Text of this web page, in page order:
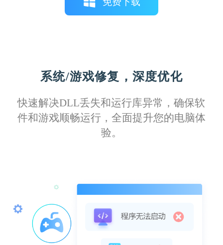
系统/游戏修复，深度优化
快速解决DLL丢失和运行库异常，确保软
件和游戏顺畅运行，全面提升您的电脑体
验。
Izuku11
这款软件驱动库更新及时，覆盖全面，无论
是旧型号还是最新款打印机，都能找到匹配
Kirito